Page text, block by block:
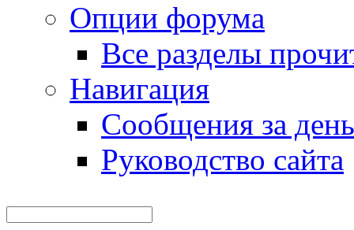
Опции форума
Все разделы
Навигация
Сообщения за день
Руководство сайта